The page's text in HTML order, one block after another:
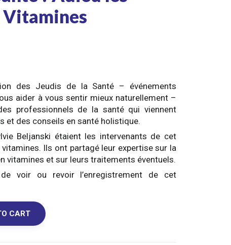
Vitamines
des Jeudis de la Santé – événements
aider à vous sentir mieux naturellement –
professionnels de la santé qui viennent
et des conseils en santé holistique.
Beljanski étaient les intervenants de cet
Ils ont partagé leur expertise sur la
vitamines et sur leurs traitements éventuels.
voir ou revoir l’enregistrement de cet
CART